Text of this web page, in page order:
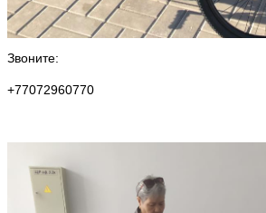
Звоните:
+77072960770